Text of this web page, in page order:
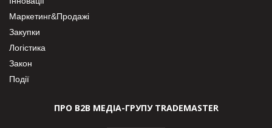
Маркетинг&Продажі
Закупки
Логістика
Закон
Події
ПРО В2В МЕДІА-ГРУПУ TRADEMASTER